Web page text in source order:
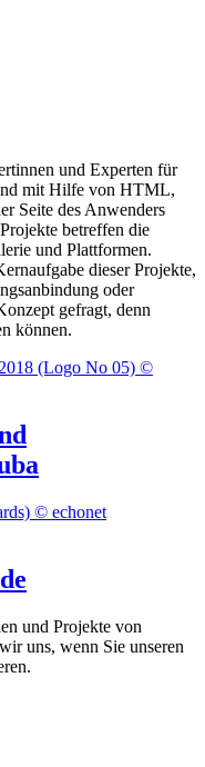
und Experten für
mit Hilfe von HTML,
Seite des Anwenders
betreffen die
und Plattformen.
dieser Projekte,
oder
gefragt, denn
können.
und Projekte von
uns, wenn Sie unseren